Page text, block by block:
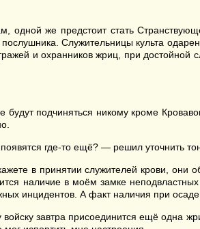
одной же предстоит стать
Служительницы культа
и охранников жриц, при
подчиняться никому кроме
где-то ещё? — решил уточнить
в принятии служителей крови,
наличие в моём замке
инцидентов. А факт наличия при
завтра присоединится ещё одна